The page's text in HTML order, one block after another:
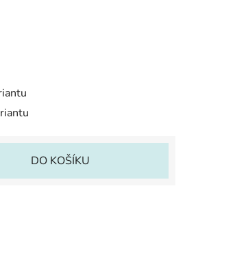
DO KOŠÍKU